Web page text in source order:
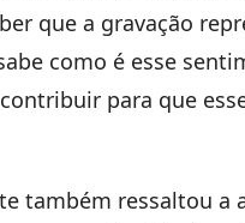
que a gravação
como é esse
para que
também ressaltou